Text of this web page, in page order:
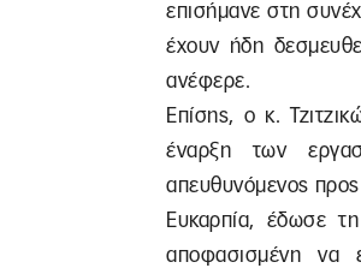
επισήμανε στη
έχουν ήδη
ανέφερε.
Επίσης, ο κ.
έναρξη των
απευθυνόμενος
Ευκαρπία, έδωσε
αποφασισμένη να